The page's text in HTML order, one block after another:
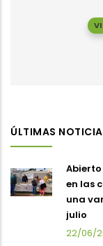
ÚLTIMAS
en las
una
julio
22/06/